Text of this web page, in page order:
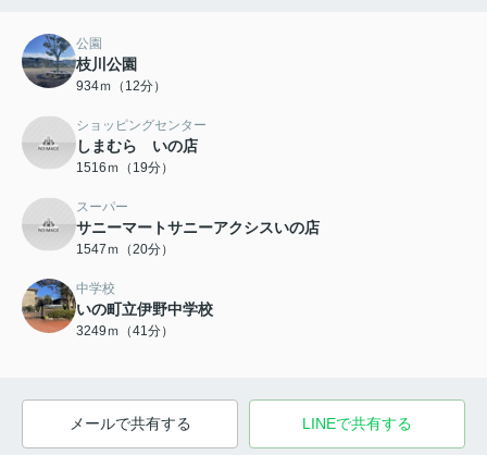
公園
枝川公園
934ｍ（12分）
ショッピングセンター
しまむら いの店
1516ｍ（19分）
スーパー
サニーマートサニーアクシスいの店
1547ｍ（20分）
中学校
いの町立伊野中学校
3249ｍ（41分）
メールで共有する LINEで共有する